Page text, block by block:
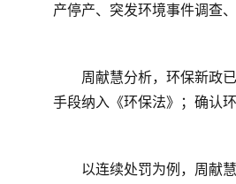
产停产、突发环境事件调查
周献慧分析，环保新政已
手段纳入《环保法》；确认
以连续处罚为例，周献慧